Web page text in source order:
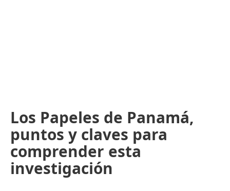
Los Papeles de Panamá,
puntos y claves para
comprender esta
investigación